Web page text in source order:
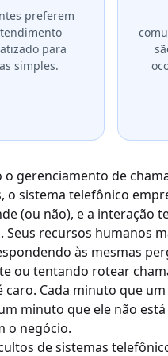
preferem
para
simples.
o gerenciamento de
o sistema telefônico
(ou não), e a interação
Seus recursos humanos
às mesmas
ou tentando rotear
caro. Cada minuto que
minuto que ele não
o negócio.
de sistemas